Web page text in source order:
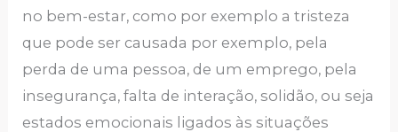
no bem-estar, como por exemplo a tristeza
que pode ser causada por exemplo, pela
perda de uma pessoa, de um emprego, pela
insegurança, falta de interação, solidão, ou seja
estados emocionais ligados às situações